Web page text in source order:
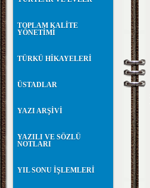
TOPLAM KALİTE
YÖNETİMİ
TÜRKÜ HİKAYELERİ
ÜSTADLAR
YAZI ARŞİVİ
YAZILI VE SÖZLÜ
NOTLARI
YIL SONU İŞLEMLERİ